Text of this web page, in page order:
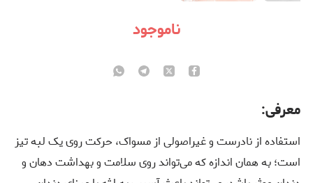
ناموجود
معرفی:
استفاده از نادرست و غیراصولی از مسواک، حرکت روی یک لبه تیز
است؛ به همان اندازه که می‌تواند روی سلامت و بهداشت دهان و